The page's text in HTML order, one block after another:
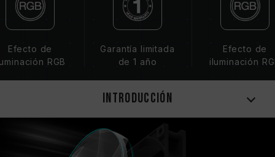
Efecto de
RGB
Garantía limitada
de 1 año
Efecto de
iluminación
Introducción